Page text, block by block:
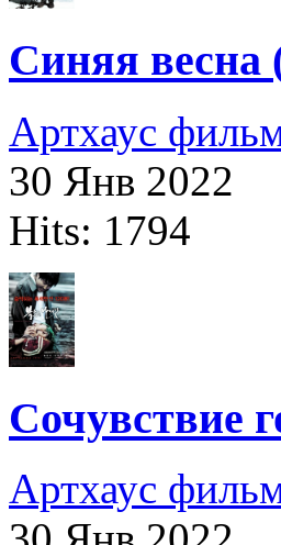
Синяя весна
Артхаус
30 Янв 2022
Hits: 1794
Сочувствие
Артхаус